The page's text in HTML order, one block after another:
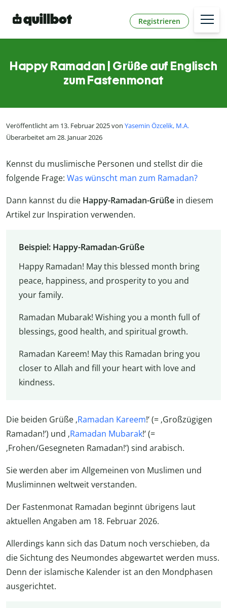
Registrieren
Happy Ramadan | Grüße auf Englisch
zum Fastenmonat
Veröffentlicht am 13. Februar 2025 von Yasemin Özcelik, M.A.
Überarbeitet am 28. Januar 2026
Kennst du muslimische Personen und stellst dir die
folgende Frage: Was wünscht man zum Ramadan?
Dann kannst du die Happy-Ramadan-Grüße in diesem
Artikel zur Inspiration verwenden.
Beispiel: Happy-Ramadan-Grüße
Happy Ramadan! May this blessed month bring
peace, happiness, and prosperity to you and
your family.
Ramadan Mubarak! Wishing you a month full of
blessings, good health, and spiritual growth.
Ramadan Kareem! May this Ramadan bring you
closer to Allah and fill your heart with love and
kindness.
Die beiden Grüße ‚Ramadan Kareem!‘ (= ‚Großzügigen
Ramadan!‘) und ‚Ramadan Mubarak!‘ (=
‚Frohen/Gesegneten Ramadan!‘) sind arabisch.
Sie werden aber im Allgemeinen von Muslimen und
Musliminnen weltweit verstanden.
Der Fastenmonat Ramadan beginnt übrigens laut
aktuellen Angaben am 18. Februar 2026.
Allerdings kann sich das Datum noch verschieben, da
die Sichtung des Neumondes abgewartet werden muss.
Denn der islamische Kalender ist an den Mondphasen
ausgerichtet.